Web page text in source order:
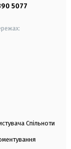
5077
Спільноти